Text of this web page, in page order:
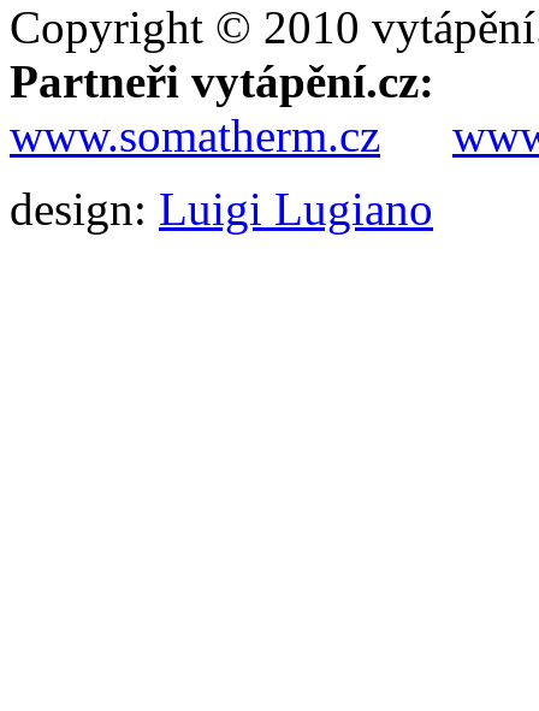
Copyright © 2010
Partneři vytápění.cz:
www.somatherm.cz
design: Luigi Lugiano